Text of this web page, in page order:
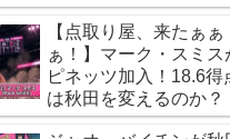
るか
【点取り屋、来たぁぁ
ぁ！】マーク・スミス
ピネッツ加入！18.6得
は秋田を変えるのか？